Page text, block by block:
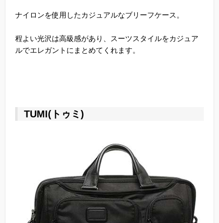
ナイロンを使用したカジュアルなブリーフケース。
程よい光沢は高級感があり、スーツスタイルをカジュア
ルでエレガントにまとめてくれます。
TUMI(トゥミ)